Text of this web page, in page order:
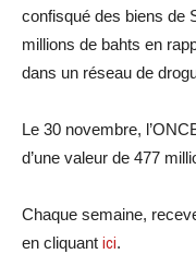
confisqué des biens de
millions de bahts en
dans un réseau de
Le 30 novembre,
d’une valeur de 477
Chaque semaine,
en cliquant ici.